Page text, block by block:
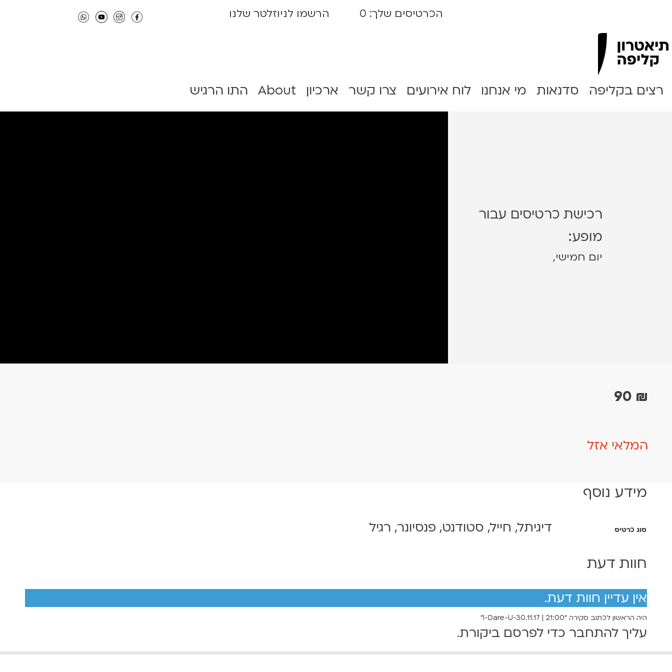
הכרטיסים שלך: 0 הרשמו לניוזלטר שלנו
Clipa Theater
רצים בקליפה סדנאות מי אנחנו לוח אירועים צרו קשר ארכיון About התו הרגיש
רכישת כרטיסים עבור
מופע:
יום חמישי,
90 ₪
המלאי אזל
מידע נוסף
סוג כרטיס דיגיתל, חייל, סטודנט, פנסיונר, רגיל
חוות דעת
אין עדיין חוות דעת.
היה הראשון לכתוב סקירה “I-Dare-U-30.11.17 | 21:00”
עליך להתחבר כדי לפרסם ביקורת.